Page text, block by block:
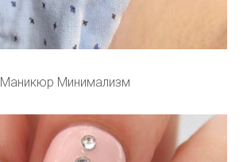
Маникюр Минимализм